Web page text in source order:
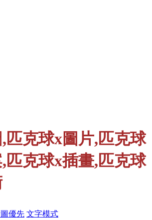
匹克球x圖片,匹克球
匹克球x插畫,匹克球
優先 文字模式